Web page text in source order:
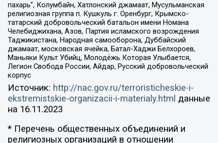
пахарь”, Колумбайн, Хатлонский джамаат, Мусульманская
религиозная группа п. Кушкуль г. Оренбург, Крымско-
татарский добровольческий батальон имени Номана
Челебиджихана, Азов, Партия исламского возрождения
Таджикистана, Народная самооборона, Дуббайский
джамаат, московская ячейка, Батал-Хаджи Белхороев,
Маньяки Культ Убийц, Молодёжь Которая Улыбается,
Легион Свобода России, Айдар, Русский добровольческий
корпус
Источник: http://nac.gov.ru/terroristicheskie-i-
ekstremistskie-organizacii-i-materialy.html данные
на 16.11.2023
* Перечень общественных объединений и
религиозных организаций в отношении